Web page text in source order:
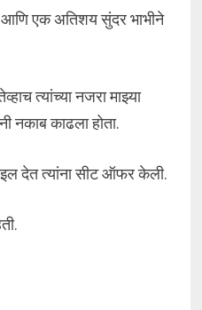
एक अतिशय सुंदर भाभीने
त्यांच्या नजरा माझ्या
नकाब काढला होता.
देत त्यांना सीट ऑफर केली.